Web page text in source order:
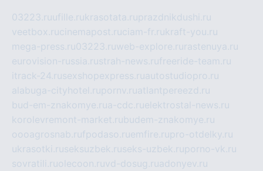
03223.ruufille.rukrasotata.ruprazdnikdushi.ru
veetbox.rucinemapost.ruciam-fr.rukraft-you.ru
mega-press.ru03223.ruweb-explore.ru rastenuya.ru
eurovision-russia.rustrah-news.rufreeride-team.ru
itrack-24.rusexshopexpress.ruautostudiopro.ru
alabuga-cityhotel.rupornv.ruatlantpereezd.ru
bud-em-znakomye.rua-cdc.ruelektrostal-news.ru
korolevremont-market.rubudem-znakomye.ru
oooagrosnab.rufpodaso.ruemfire.rupro-otdelky.ru
ukrasotki.ruseksuzbek.ruseks-uzbek.ruporno-vk.ru
sovratili.ruolecoon.ruvd-dosug.ruadonyev.ru